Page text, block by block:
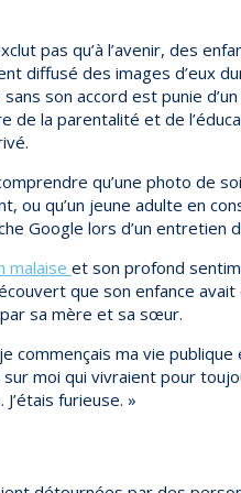
pas qu’à l’avenir, des
diffusé des images d’eux
son accord est punie
de la parentalité et de
qu’une photo de
ou qu’un jeune adulte en
Google lors d’un entretien
malaise et son profond
que son enfance
sa mère et sa sœur.
commençais ma vie publique
moi qui vivraient pour
furieuse. »